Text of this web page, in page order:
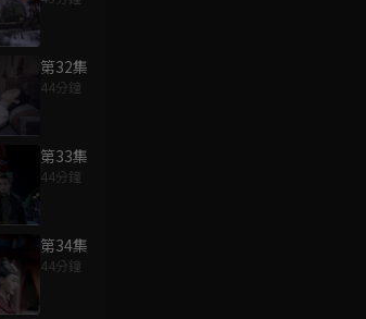
第32集
44分鐘
第33集
44分鐘
第34集
44分鐘